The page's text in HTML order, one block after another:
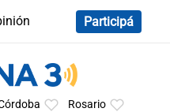
Participá
Rosario